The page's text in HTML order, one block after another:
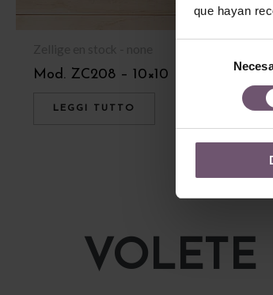
que hayan
consentimiento
Mod. ZC208 – 10×10
LEGGI TUTTO